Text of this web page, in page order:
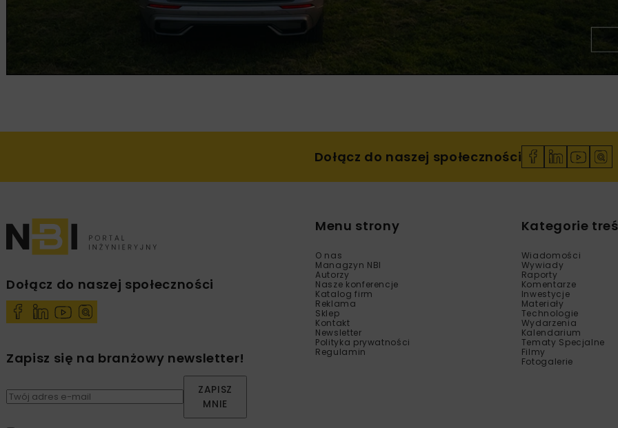
Dołącz do naszej społeczności
Dołącz do naszej społeczności
Zapisz się na branżowy newsletter!
ZAPISZ
MNIE
Menu strony
O nas
Managzyn NBI
Autorzy
Nasze konferencje
Katalog firm
Reklama
Sklep
Kontakt
Newsletter
Polityka prywatności
Regulamin
Kategorie
Wiadomości
Wywiady
Raporty
Komentarze
Inwestycje
Materiały
Technologie
Wydarzenia
Kalendarium
Tematy Specjalne
Filmy
Fotogalerie